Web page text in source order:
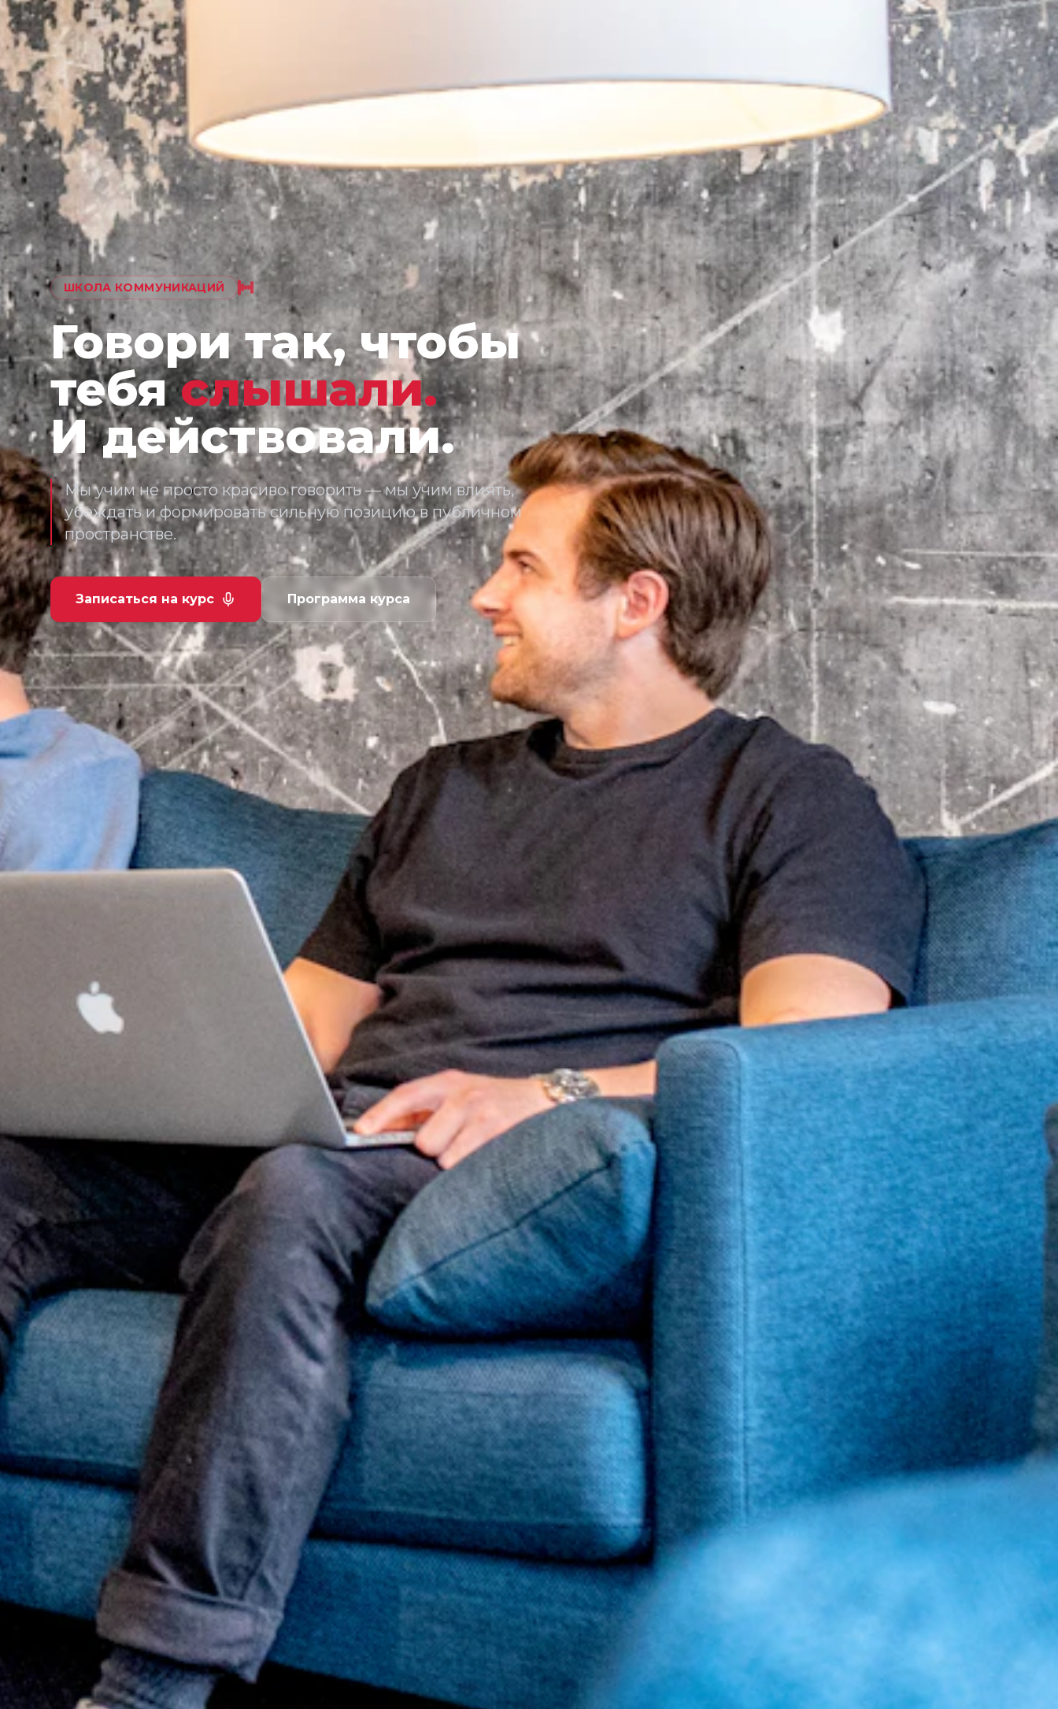
ШКОЛА КОММУНИКАЦИЙ
Говори так, чтобы
тебяслышали.
И действовали.
Мы учим не просто красиво говорить — мы учим влиять,
убеждать и формировать сильную позицию в публичном
пространстве.
Записаться на курс Программа курса